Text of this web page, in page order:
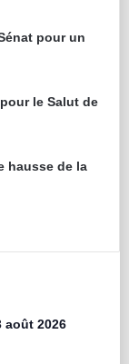
pour un
le Salut de
hausse de la
août 2026